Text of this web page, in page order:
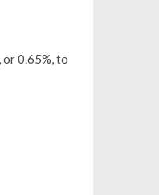
or 0.65%, to